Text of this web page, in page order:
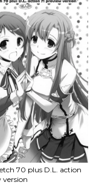
70 plus D.L. action
version